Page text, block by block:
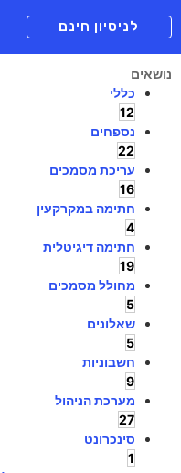
לניסיון חינם
נושאים
כללי
12
נספחים
22
עריכת מסמכים
16
חתימה במקרקעין
4
חתימה דיגיטלית
19
מחולל מסמכים
5
שאלונים
5
חשבוניות
9
מערכת הניהול
27
סינכרונט
1